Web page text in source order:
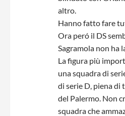
altro.
Hanno fatto fare
Ora peró il DS
Sagramola non ha
La figura più
una squadra di
di serie D, piena di
del Palermo. Non
squadra che